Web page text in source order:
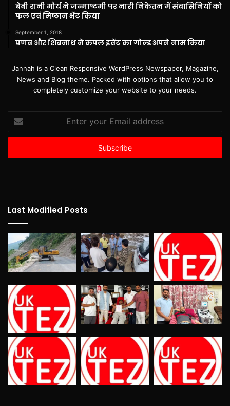
बेबी रानी मौर्य ने जन्माष्टमी पर नारी निकेतन में संवासिनियों को
फल एवं मिष्ठान भेंट किया
September 1, 2018
प्रणब और शिबनाथ ने कपल इवेंट का गोल्ड अपने नाम किया
Jannah is a Clean Responsive WordPress Newspaper, Magazine,
News and Blog theme. Packed with options that allow you to
completely customize your website to your needs.
your
Email
Last Modified Posts